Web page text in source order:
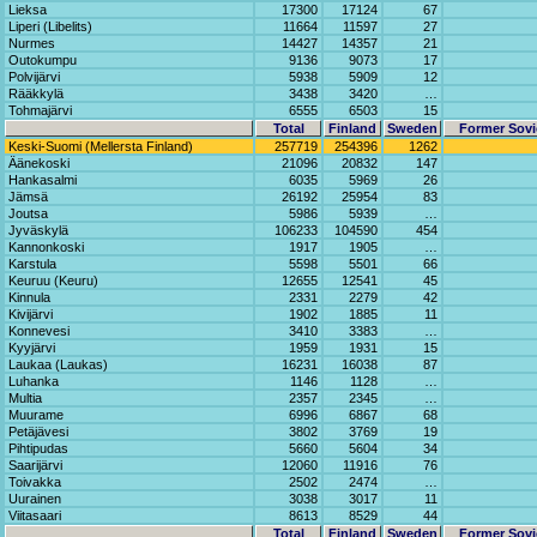
Lieksa 17300 17124
67
Liperi (Libelits)
11664 11597
27
Nurmes
14427 14357
21
Outokumpu
9136 9073
17
Polvijärvi
5938 5909
12
Rääkkylä
3438 3420
Tohmajärvi
6555 6503
15
Total
Finland Sweden
Former
Keski-Suomi (Mellersta Finland)
257719 254396
1262
Äänekoski
21096 20832
147
Hankasalmi
6035 5969
26
Jämsä
26192 25954
83
Joutsa
5986 5939
Jyväskylä
106233 104590
454
Kannonkoski
1917 1905
Karstula
5598 5501
66
Keuruu (Keuru)
12655 12541
45
Kinnula
2331 2279
42
Kivijärvi
1902 1885
11
Konnevesi
3410 3383
Kyyjärvi
1959 1931
15
Laukaa (Laukas)
16231 16038
87
Luhanka
1146 1128
Multia
2357 2345
Muurame
6996 6867
68
Petäjävesi
3802 3769
19
Pihtipudas
5660 5604
34
Saarijärvi
12060 11916
76
Toivakka
2502 2474
Uurainen
3038 3017
11
Viitasaari
8613 8529
44
Total
Finland Sweden Former